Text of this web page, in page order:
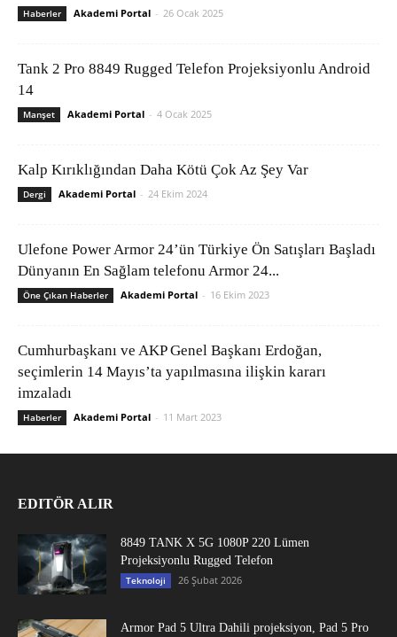
Haberler Akademi Portal - 26 Ocak 2025
Tank 2 Pro 8849 Rugged Telefon Projeksiyonlu Android
14
Manşet Akademi Portal - 4 Ocak 2025
Kalp Kırıklığından Daha Kötü Çok Az Şey Var
Dergi Akademi Portal - 24 Ekim 2024
Ulefone Power Armor 24’ün Türkiye Ön Satışları Başladı
Dünyanın En Sağlam telefonu Armor 24...
Öne Çıkan Haberler Akademi Portal - 16 Ekim 2023
Cumhurbaşkanı ve AKP Genel Başkanı Erdoğan,
seçimlerin 14 Mayıs’ta yapılmasına ilişkin kararı
imzaladı
Haberler Akademi Portal - 11 Mart 2023
EDITÖR ALIR
8849 TANK X 5G 1080P 220 Lümen
Projeksiyonlu Rugged Telefon
Teknoloji 26 Şubat 2026
Armor Pad 5 Ultra Dahili projeksiyon, Pad 5 Pro